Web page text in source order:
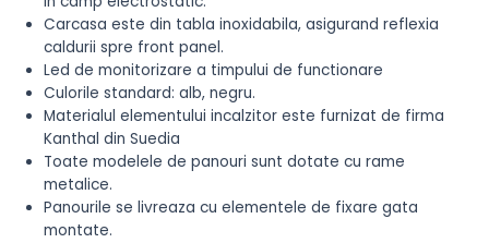
Carcasa este din tabla inoxidabila, asigurand reflexia
caldurii spre front panel.
Led de monitorizare a timpului de functionare
Culorile standard: alb, negru.
Materialul elementului incalzitor este furnizat de firma
Kanthal din Suedia
Toate modelele de panouri sunt dotate cu rame
metalice.
Panourile se livreaza cu elementele de fixare gata
montate.